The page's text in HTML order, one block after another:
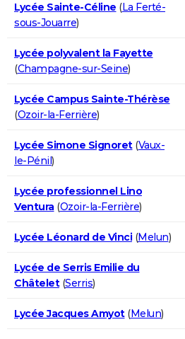
Lycée Sainte-Céline (La Ferté-
sous-Jouarre)
Lycée polyvalent la Fayette
(Champagne-sur-Seine)
Lycée Campus Sainte-Thérèse
(Ozoir-la-Ferrière)
Lycée Simone Signoret(Vaux-
le-Pénil)
Lycée professionnel Lino
Ventura(Ozoir-la-Ferrière)
Lycée Léonard de Vinci(Melun)
Lycée de Serris Emilie du
Châtelet(Serris)
Lycée Jacques Amyot(Melun)